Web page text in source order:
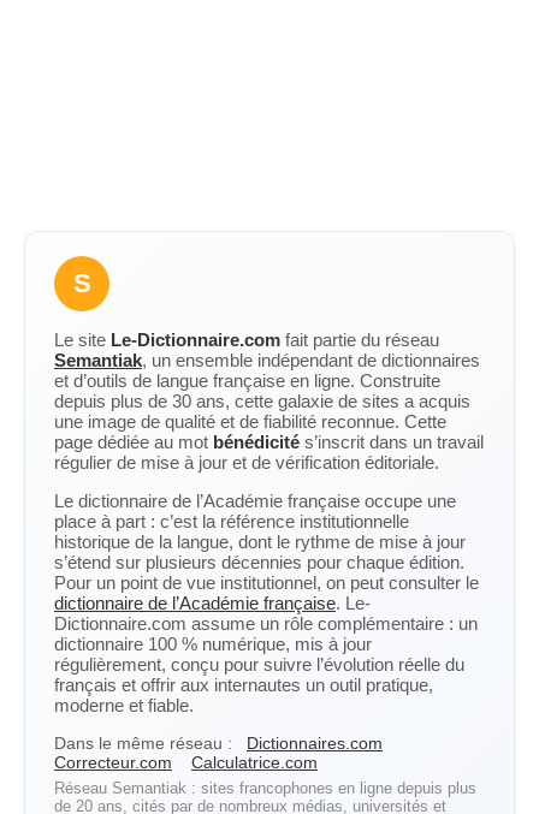
S
Le site Le-Dictionnaire.com fait partie du réseau
Semantiak, un ensemble indépendant de dictionnaires
et d’outils de langue française en ligne. Construite
depuis plus de 30 ans, cette galaxie de sites a acquis
une image de qualité et de fiabilité reconnue. Cette
page dédiée au mot bénédicité s’inscrit dans un travail
régulier de mise à jour et de vérification éditoriale.
Le dictionnaire de l’Académie française occupe une
place à part : c’est la référence institutionnelle
historique de la langue, dont le rythme de mise à jour
s’étend sur plusieurs décennies pour chaque édition.
Pour un point de vue institutionnel, on peut consulter le
dictionnaire de l’Académie française. Le-
Dictionnaire.com assume un rôle complémentaire : un
dictionnaire 100 % numérique, mis à jour
régulièrement, conçu pour suivre l’évolution réelle du
français et offrir aux internautes un outil pratique,
moderne et fiable.
Dans le même réseau :
Dictionnaires.com
Correcteur.com
Calculatrice.com
Réseau Semantiak : sites francophones en ligne depuis plus
de 20 ans, cités par de nombreux médias, universités et